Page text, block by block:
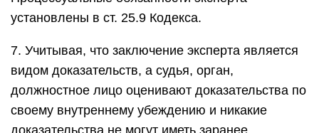
установлены в ст. 25.9 Кодекса.
7. Учитывая, что заключение эксперта является
видом доказательств, а судья, орган,
должностное лицо оценивают доказательства по
своему внутреннему убеждению и никакие
доказательства не могут иметь заранее